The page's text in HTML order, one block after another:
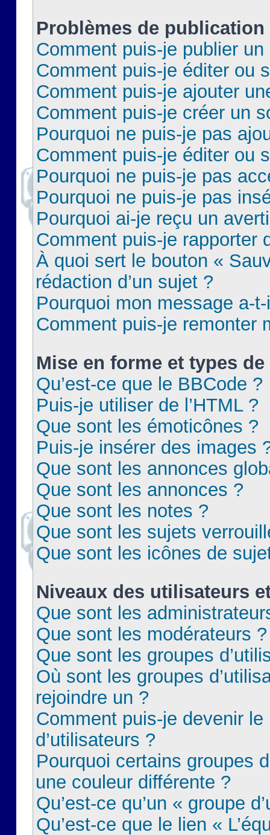
Problèmes de publication
Comment puis-je publier
Comment puis-je éditer ou
Comment puis-je ajouter
Comment puis-je créer un
Pourquoi ne puis-je pas
Comment puis-je éditer ou
Pourquoi ne puis-je pas
Pourquoi ne puis-je pas
Pourquoi ai-je reçu un
Comment puis-je rapporter
À quoi sert le bouton «
rédaction d’un sujet ?
Pourquoi mon message a-
Comment puis-je remonter
Mise en forme et types
Qu’est-ce que le BBCode ?
Puis-je utiliser de l’HTML ?
Que sont les émoticônes ?
Puis-je insérer des images
Que sont les annonces
Que sont les annonces ?
Que sont les notes ?
Que sont les sujets
Que sont les icônes de
Niveaux des utilisateurs
Que sont les
Que sont les modérateurs ?
Que sont les groupes
Où sont les groupes
rejoindre un ?
Comment puis-je devenir le
d’utilisateurs ?
Pourquoi certains groupes
une couleur différente ?
Qu’est-ce qu’un « groupe
Qu’est-ce que le lien «